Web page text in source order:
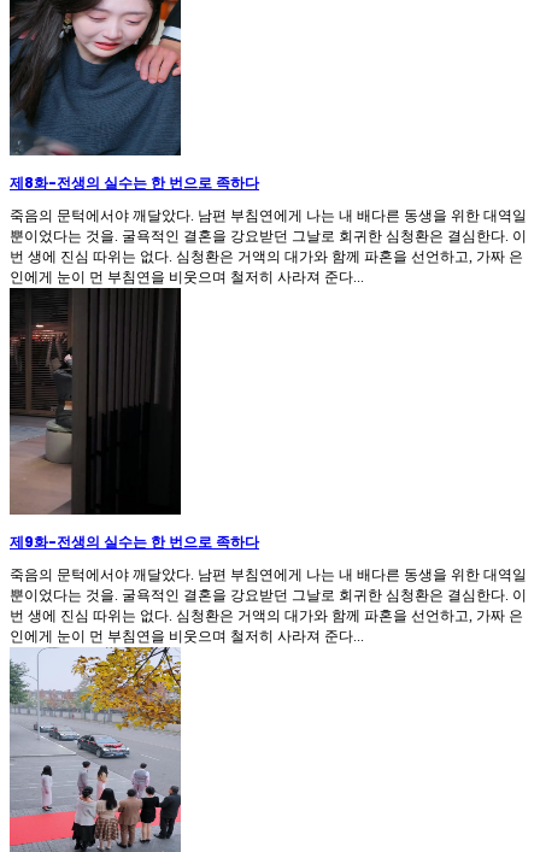
제8화-전생의 실수는 한 번으로 족하다
죽음의 문턱에서야 깨달았다. 남편 부침연에게 나는 내 배다른 동생을 위한 대역일
뿐이었다는 것을. 굴욕적인 결혼을 강요받던 그날로 회귀한 심청환은 결심한다. 이
번 생에 진심 따위는 없다. 심청환은 거액의 대가와 함께 파혼을 선언하고, 가짜 은
인에게 눈이 먼 부침연을 비웃으며 철저히 사라져 준다...
제9화-전생의 실수는 한 번으로 족하다
죽음의 문턱에서야 깨달았다. 남편 부침연에게 나는 내 배다른 동생을 위한 대역일
뿐이었다는 것을. 굴욕적인 결혼을 강요받던 그날로 회귀한 심청환은 결심한다. 이
번 생에 진심 따위는 없다. 심청환은 거액의 대가와 함께 파혼을 선언하고, 가짜 은
인에게 눈이 먼 부침연을 비웃으며 철저히 사라져 준다...